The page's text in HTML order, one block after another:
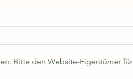
Bitte den Website-Eigentümer für